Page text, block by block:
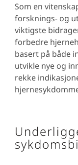
Som en
forsknings- og
viktigste
forbedre
basert på både
utvikle nye og
rekke